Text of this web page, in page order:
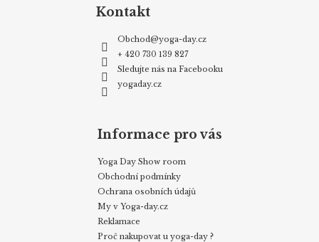
Kontakt
Obchod@yoga-day.cz
+ 420 730 139 827
Sledujte nás na Facebooku
yogaday.cz
Informace pro vás
Yoga Day Show room
Obchodní podmínky
Ochrana osobních údajů
My v Yoga-day.cz
Reklamace
Proč nakupovat u yoga-day ?